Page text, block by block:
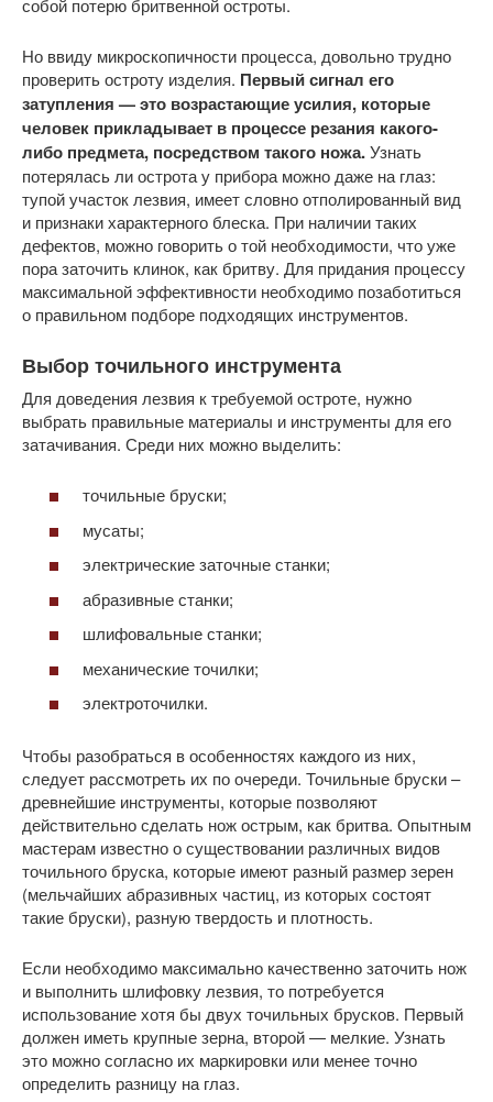
собой потерю бритвенной остроты.
Но ввиду микроскопичности процесса, довольно трудно
проверить остроту изделия. Первый сигнал его
затупления — это возрастающие усилия, которые
человек прикладывает в процессе резания какого-
либо предмета, посредством такого ножа.Узнать
потерялась ли острота у прибора можно даже на глаз:
тупой участок лезвия, имеет словно отполированный вид
и признаки характерного блеска. При наличии таких
дефектов, можно говорить о той необходимости, что уже
пора заточить клинок, как бритву. Для придания процессу
максимальной эффективности необходимо позаботиться
о правильном подборе подходящих инструментов.
Выбор точильного инструмента
Для доведения лезвия к требуемой остроте, нужно
выбрать правильные материалы и инструменты для его
затачивания. Среди них можно выделить:
точильные бруски;
мусаты;
электрические заточные станки;
абразивные станки;
шлифовальные станки;
механические точилки;
электроточилки.
Чтобы разобраться в особенностях каждого из них,
следует рассмотреть их по очереди. Точильные бруски –
древнейшие инструменты, которые позволяют
действительно сделать нож острым, как бритва. Опытным
мастерам известно о существовании различных видов
точильного бруска, которые имеют разный размер зерен
(мельчайших абразивных частиц, из которых состоят
такие бруски), разную твердость и плотность.
Если необходимо максимально качественно заточить нож
и выполнить шлифовку лезвия, то потребуется
использование хотя бы двух точильных брусков. Первый
должен иметь крупные зерна, второй — мелкие. Узнать
это можно согласно их маркировки или менее точно
определить разницу на глаз.